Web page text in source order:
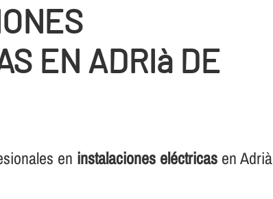
EN ADRIà DE
en instalaciones eléctricas en Adrià